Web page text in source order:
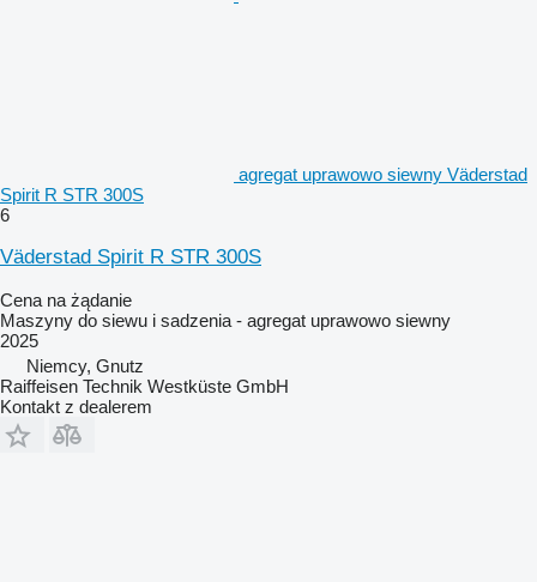
agregat uprawowo siewny Väderstad
Spirit R STR 300S
6
Väderstad Spirit R STR 300S
Cena na żądanie
Maszyny do siewu i sadzenia - agregat uprawowo siewny
2025
Niemcy, Gnutz
Raiffeisen Technik Westküste GmbH
Kontakt z dealerem